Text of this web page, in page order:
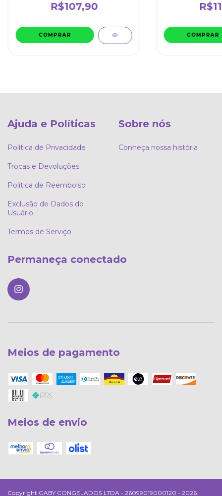
R$107,90
Ajuda e Políticas
Política de Privacidade
Trocas e Devoluções
Política de Reembolso
Exclusão de Dados do
Usuário
Termos de Serviço
Sobre nós
Conheça nossa história
Permaneça conectado
Meios de pagamento
Meios de envio
Copyright GABY CONGELADOS LTDA - 26099019000120 - 2026.